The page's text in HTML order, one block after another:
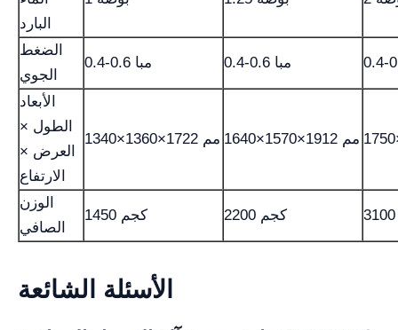
البارد
الضغط
الجوي
0.4-0.6 مبا 0.4-0.6 مبا
الأبعاد
الطول ×
العرض ×
الارتفاع
1340×1360×1722 مم 1640×1570×1912 مم
الوزن
الصافي
1450 كجم 2200 كجم
الأسئلة الشائعة